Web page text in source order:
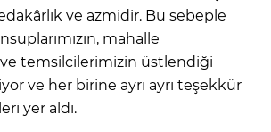
ve azmidir. Bu sebeple
mahalle
ve temsilcilerimizin üstlendiği
ve her birine ayrı ayrı teşekkür
yer aldı.